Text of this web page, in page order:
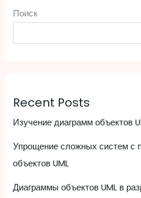
Поиск
Recent Posts
Изучение диаграмм объектов
Упрощение сложных систем с
объектов UML
Диаграммы объектов UML в